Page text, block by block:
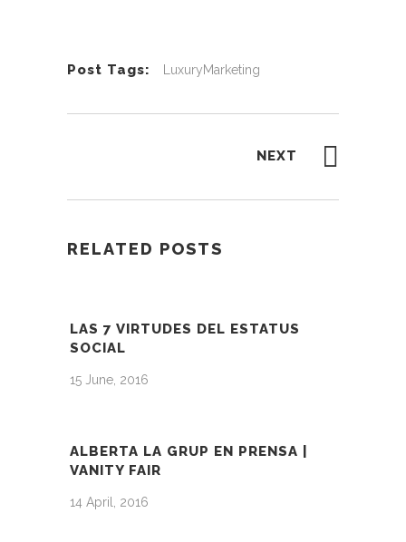
Post Tags: LuxuryMarketing
NEXT
RELATED POSTS
LAS 7 VIRTUDES DEL ESTATUS
SOCIAL
15 June, 2016
ALBERTA LA GRUP EN PRENSA |
VANITY FAIR
14 April, 2016